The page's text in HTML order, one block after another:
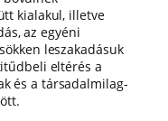
kialakul, illetve
az egyéni
leszakadásuk
eltérés a
és a társadalmilag-